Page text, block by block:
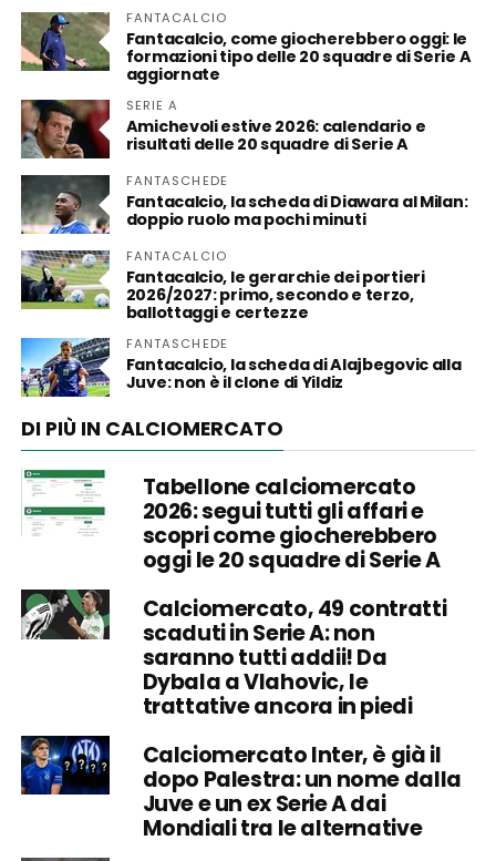
FANTACALCIO
Fantacalcio, come giocherebbero oggi: le
formazioni tipo delle 20 squadre di Serie A
aggiornate
SERIE A
Amichevoli estive 2026: calendario e
risultati delle 20 squadre di Serie A
FANTASCHEDE
Fantacalcio, la scheda di Diawara al Milan:
doppio ruolo ma pochi minuti
FANTACALCIO
Fantacalcio, le gerarchie dei portieri
2026/2027: primo, secondo e terzo,
ballottaggi e certezze
FANTASCHEDE
Fantacalcio, la scheda di Alajbegovic alla
Juve: non è il clone di Yildiz
DI PIÙ IN CALCIOMERCATO
Tabellone calciomercato
2026: segui tutti gli affari e
scopri come giocherebbero
oggi le 20 squadre di Serie A
Calciomercato, 49 contratti
scaduti in Serie A: non
saranno tutti addii! Da
Dybala a Vlahovic, le
trattative ancora in piedi
Calciomercato Inter, è già il
dopo Palestra: un nome dalla
Juve e un ex Serie A dai
Mondiali tra le alternative